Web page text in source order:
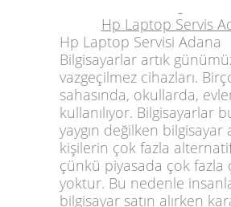
Hp Laptop Servis
Hp Laptop Servisi Adana
Bilgisayarlar artık
vazgeçilmez cihazları.
sahasında, okullarda,
kullanılıyor. Bilgisayarlar
yaygın değilken bilgisayar
kişilerin çok fazla
çünkü piyasada çok fazla
yoktur. Bu nedenle
bilgisayar satın alırken